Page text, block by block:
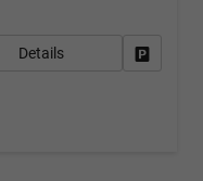
Details